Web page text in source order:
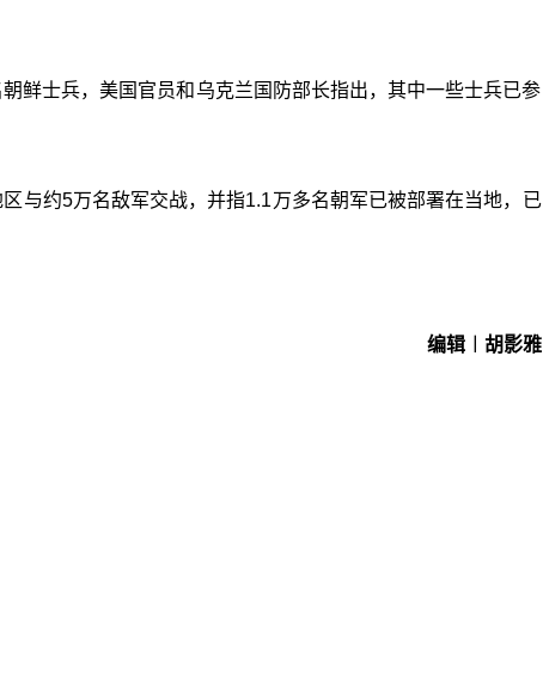
鲜士兵，美国官员和乌克兰国防部长指出，其中一些士兵已参
与约5万名敌军交战，并指1.1万多名朝军已被部署在当地，已
编辑︱胡影雅